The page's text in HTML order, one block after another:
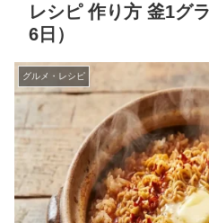
レシピ 作り方 釜1グ
6日）
グルメ・レシピ